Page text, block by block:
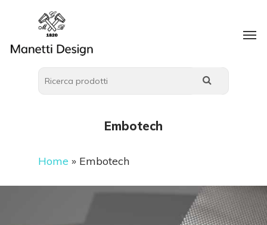
Embotech
Home » Embotech